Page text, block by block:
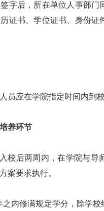
后，所在单位人事部门
证书、学位证书、身份
应在学院指定时间内到校
养环节
后两周内，在学院与导
案要求执行。
修满规定学分，除学校